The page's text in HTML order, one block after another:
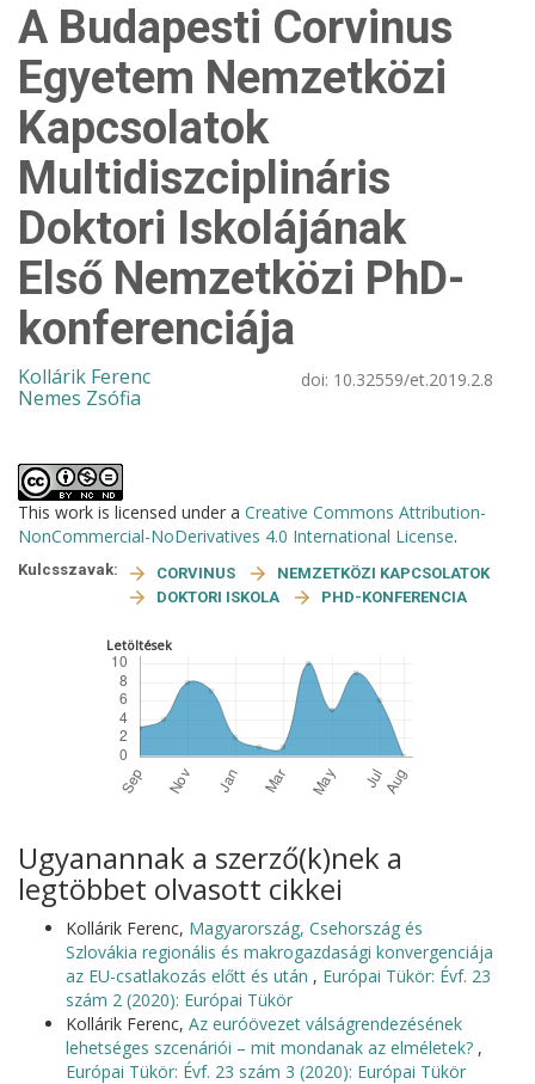
A Budapesti Corvinus
Egyetem Nemzetközi
Kapcsolatok
Multidiszciplináris
Doktori Iskolájának
Első Nemzetközi PhD-
konferenciája
Kollárik Ferenc
Nemes Zsófia
doi: 10.32559/et.2019.2.8
This work is licensed under a Creative Commons Attribution-
NonCommercial-NoDerivatives 4.0 International License.
Kulcsszavak: CORVINUS
NEMZETKÖZI KAPCSOLATOK
DOKTORI ISKOLA
PHD-KONFERENCIA
Letöltések
Ugyanannak a szerző(k)nek a
legtöbbet olvasott cikkei
Kollárik Ferenc, Magyarország, Csehország és
Szlovákia regionális és makrogazdasági konvergenciája
az EU-csatlakozás előtt és után , Európai Tükör: Évf. 23
szám 2 (2020): Európai Tükör
Kollárik Ferenc, Az euróövezet válságrendezésének
lehetséges szcenáriói – mit mondanak az elméletek? ,
Európai Tükör: Évf. 23 szám 3 (2020): Európai Tükör